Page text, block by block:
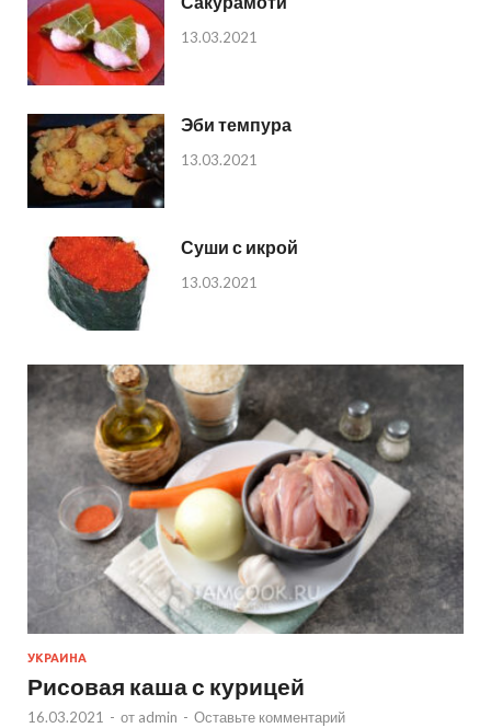
13.03.2021
Эби темпура
13.03.2021
Суши с икрой
13.03.2021
УКРАИНА
Рисовая каша с курицей
16.03.2021 - от admin - Оставьте комментарий